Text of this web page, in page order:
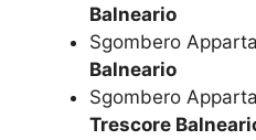
Balneario
Sgombero
Balneario
Sgombero
Trescore